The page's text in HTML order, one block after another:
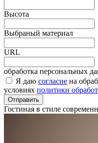
Высота
Выбраный материал
URL
обработка персональных
Я даю согласие на
условиях политики
Отправить
Гостиная в стиле